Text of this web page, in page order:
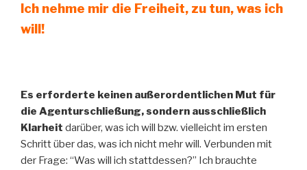
Ich nehme mir die Freiheit, zu tun, was ich
will!
Es erforderte keinen außerordentlichen Mut für
die Agenturschließung, sondern ausschließlich
Klarheit darüber, was ich will bzw. vielleicht im ersten
Schritt über das, was ich nicht mehr will. Verbunden mit
der Frage: “Was will ich stattdessen?” Ich brauchte